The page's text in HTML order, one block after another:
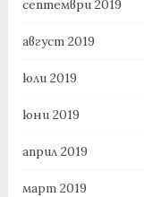
септември 2019
август 2019
юли 2019
юни 2019
април 2019
март 2019